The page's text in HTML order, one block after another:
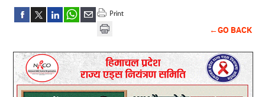
←GO BACK